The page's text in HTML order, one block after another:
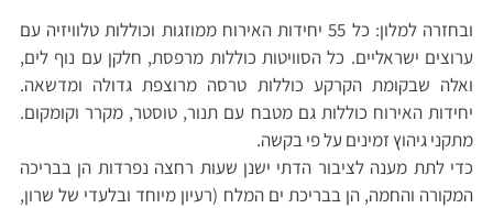
ובחזרה למלון: כל 55 יחידות האירוח ממוזגות וכוללות טלוויזיה עם
ערוצים ישראליים. כל הסוויטות כוללות מרפסת, חלקן עם נוף לים,
ואלה שבקומת הקרקע כוללות טרסה מרוצפת גדולה ומדשאה.
יחידות האירוח כוללות גם מטבח עם תנור, טוסטר, מקרר וקומקום.
מתקני גיהוץ זמינים על פי בקשה.
כדי לתת מענה לציבור הדתי ישנן שעות רחצה נפרדות הן בבריכה
המקורה והחמה, הן בבריכת ים המלח (רעיון מיוחד ובלעדי של שרון,